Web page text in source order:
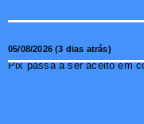
05/08/2026 (3 dias atrás)